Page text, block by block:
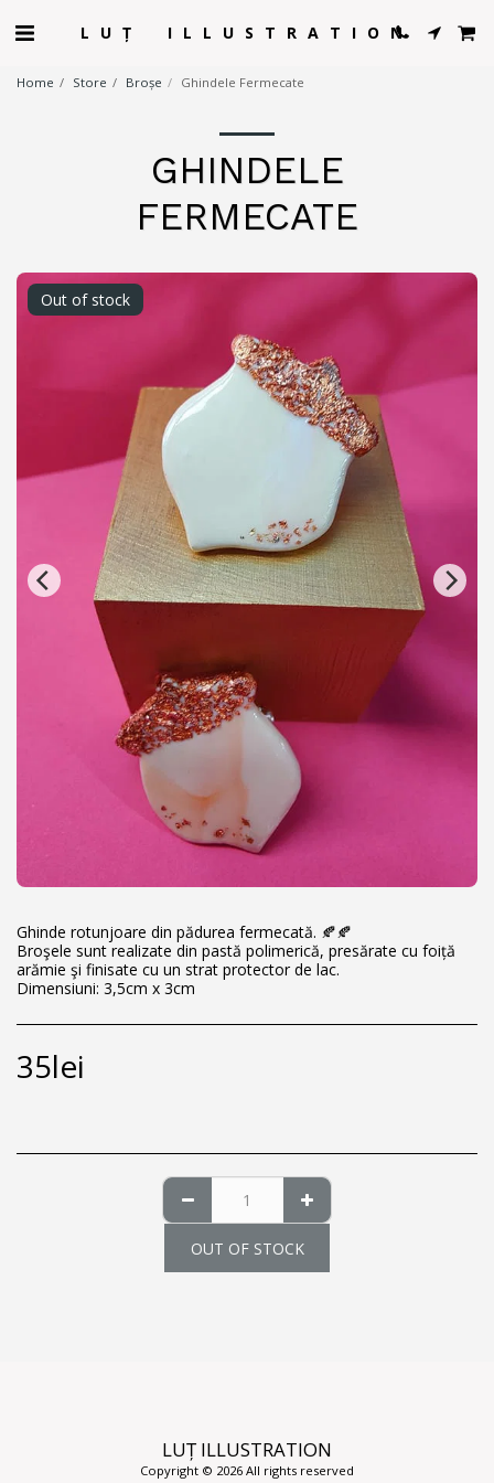
LUȚ ILLUSTRATION
Home Store Broșe Ghindele Fermecate
GHINDELE
FERMECATE
Out of stock
Ghinde rotunjoare din pădurea fermecată. 🍂🍂
Broşele sunt realizate din pastă polimerică, presărate cu foiță
arămie şi finisate cu un strat protector de lac.
Dimensiuni: 3,5cm x 3cm
35lei
OUT OF STOCK
LUȚ ILLUSTRATION
Copyright © 2026 All rights reserved